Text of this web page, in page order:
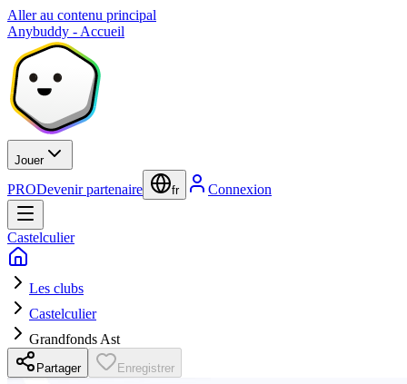
Aller au contenu principal
Anybuddy - Accueil
Jouer
PRODevenir partenaire fr Connexion
Castelculier
Les clubs
Castelculier
Grandfonds Ast
Partager Enregistrer